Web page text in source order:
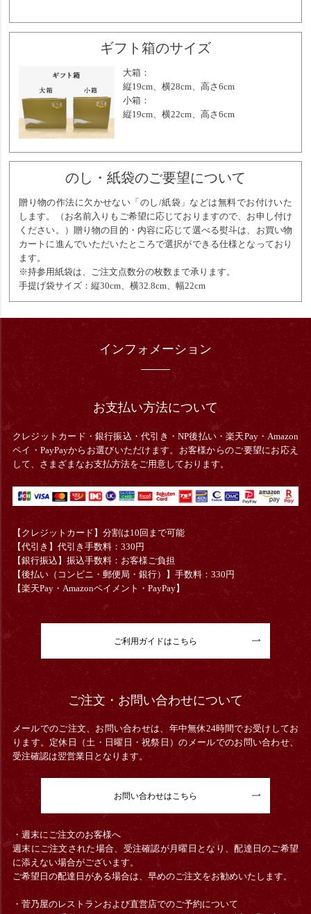
ギフト箱のサイズ
大箱：
縦19cm、横28cm、高さ6cm
小箱：
縦19cm、横22cm、高さ6cm
のし・紙袋のご要望について
贈り物の作法に欠かせない「のし/紙袋」などは無料でお付けいた
します。（お名前入りもご希望に応じておりますので、お申し付け
ください。）贈り物の目的・内容に応じて選べる熨斗は、お買い物
カートに進んでいただいたところで選択ができる仕様となっており
ます。
※持参用紙袋は、ご注文点数分の枚数まで承ります。
手提げ袋サイズ：縦30cm、横32.8cm、幅22cm
インフォメーション
お支払い方法について
クレジットカード・銀行振込・代引き・NP後払い・楽天Pay・Amazon
ペイ・PayPayからお選びいただけます。お客様からのご要望にお応え
して、さまざまなお支払方法をご用意しております。
【クレジットカード】分割は10回まで可能
【代引き】代引き手数料：330円
【銀行振込】振込手数料：お客様ご負担
【後払い（コンビニ・郵便局・銀行）】手数料：330円
【楽天Pay・Amazonペイメント・PayPay】
ご利用ガイドはこちら
ご注文・お問い合わせについて
メールでのご注文、お問い合わせは、年中無休24時間でお受けしてお
ります。定休日（土・日曜日・祝祭日）のメールでのお問い合わせ、
受注確認は翌営業日となります。
お問い合わせはこちら
・週末にご注文のお客様へ
週末にご注文された場合、受注確認が月曜日となり、配達日のご希望
に添えない場合がございます。
ご希望日の配達日がある場合は、早めのご注文をお勧めいたします。
・菅乃屋のレストランおよび直営店でのご予約について